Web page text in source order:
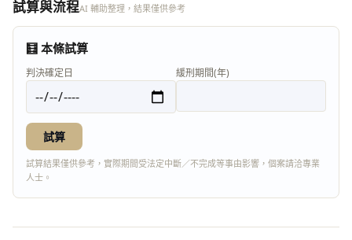
試算與流程AI 輔助整理，結果僅供參考
🧮 本條試算
判決確定日 緩刑期間(年)
試算
試算結果僅供參考，實際期間受法定中斷／不完成等事由影響，個案請洽專業
人士。